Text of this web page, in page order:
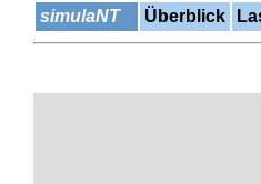
simulaNT Überblick